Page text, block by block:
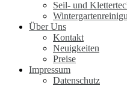
Seil- und
Über Uns
Kontakt
Neuigkeiten
Preise
Impressum
Datenschutz